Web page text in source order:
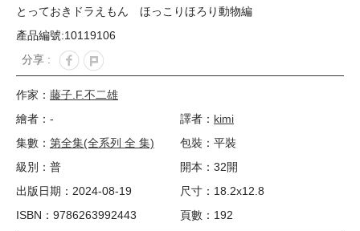
とっておきドラえもん ほっこりほろり動物編
產品編號:10119106
分享 :
作家： 藤子.F.不二雄
繪者：-
譯者： kimi
集數： 第全集(全系列 全 集)
包裝：平裝
級別：普
開本：32開
出版日期：2024-08-19
尺寸：18.2x12.8
ISBN：9786263992443
頁數：192